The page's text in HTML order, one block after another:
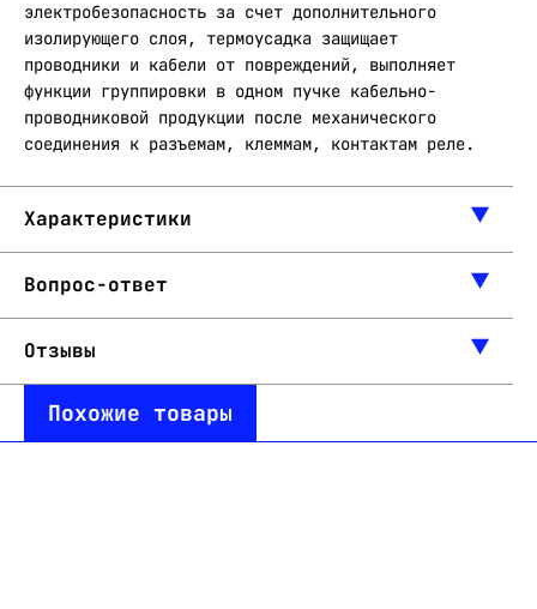
электробезопасность за счет дополнительного
изолирующего слоя, термоусадка защищает
проводники и кабели от повреждений, выполняет
функции группировки в одном пучке кабельно-
проводниковой продукции после механического
соединения к разъемам, клеммам, контактам реле.
Характеристики
Вопрос-ответ
Отзывы
Похожие товары